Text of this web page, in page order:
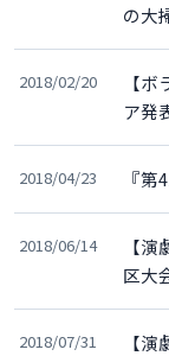
の大
2018/02/20
【
ア発
2018/04/23 『
2018/06/14
【
区大
2018/07/31
【